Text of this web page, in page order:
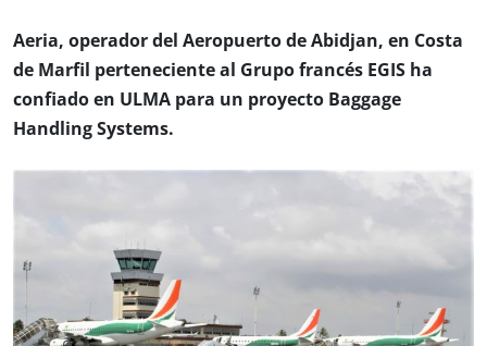
Aeria, operador del Aeropuerto de Abidjan, en Costa
de Marfil perteneciente al Grupo francés EGIS ha
confiado en ULMA para un proyecto Baggage
Handling Systems.